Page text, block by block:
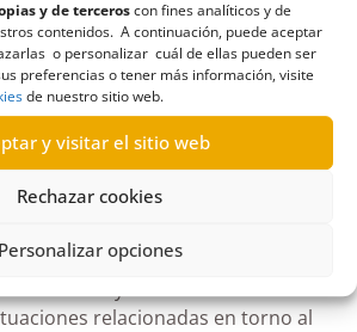
y de terceroscon fines analíticos y de
contenidos. A continuación, puede aceptar
o personalizar cuál de ellas pueden ser
preferencias o tener más información, visite
de nuestro sitio web.
y visitar el sitio web
Rechazar cookies
Personalizar opciones
,Gran Canaria,Las Palmas,
,veterinarios
relacionadas en torno al